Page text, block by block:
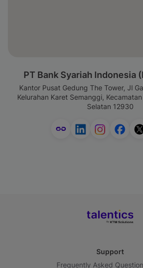
PT Bank Syariah Indonesia
Kantor Pusat Gedung The Tower, Jl
Kelurahan Karet Semanggi,
Selatan 12930
Support
Frequently Asked